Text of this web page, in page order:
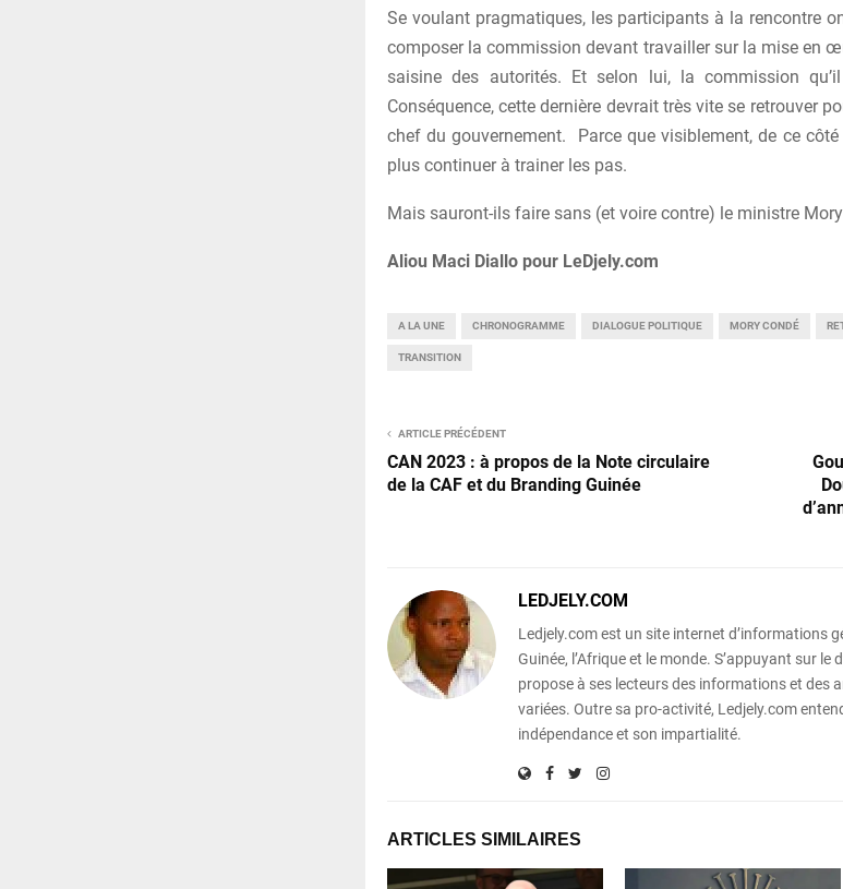
Se voulant pragmatiques, les participants à la rencontre
composer la commission devant travailler sur la mise en
saisine des autorités. Et selon lui, la commission
Conséquence, cette dernière devrait très vite se retrouver
chef du gouvernement. Parce que visiblement, de ce côté
plus continuer à trainer les pas.
Mais sauront-ils faire sans (et voire contre) le ministre
Aliou Maci Diallo pour LeDjely.com
A LA UNE CHRONOGRAMME DIALOGUE POLITIQUE MORY CONDÉ
TRANSITION
ARTICLE PRÉCÉDENT
CAN 2023 : à propos de la Note circulaire
de la CAF et du Branding Guinée
LEDJELY.COM
Ledjely.com est un site internet d’informations
Guinée, l’Afrique et le monde. S’appuyant sur le
propose à ses lecteurs des informations et des
variées. Outre sa pro-activité, Ledjely.com
indépendance et son impartialité.
ARTICLES SIMILAIRES